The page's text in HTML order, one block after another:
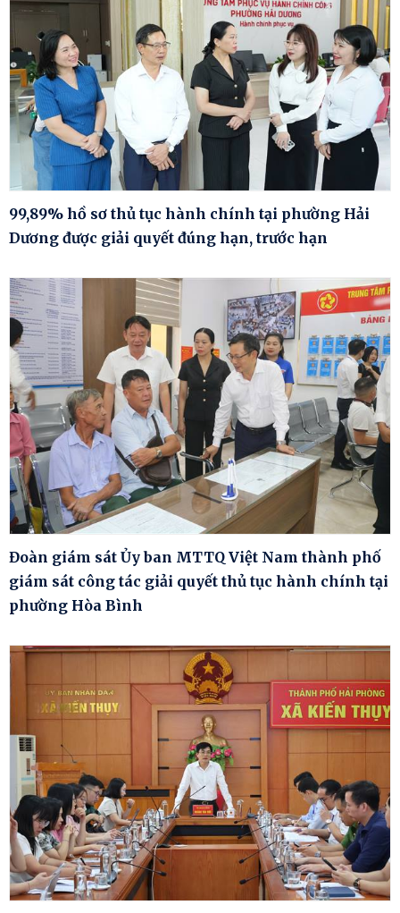
99,89% hồ sơ thủ tục hành chính tại phường Hải
Dương được giải quyết đúng hạn, trước hạn
Đoàn giám sát Ủy ban MTTQ Việt Nam thành phố
giám sát công tác giải quyết thủ tục hành chính tại
phường Hòa Bình